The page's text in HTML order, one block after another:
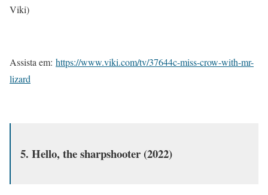
Viki)
Assista em: https://www.viki.com/tv/37644c-miss-crow-with-mr-
lizard
5. Hello, the sharpshooter (2022)